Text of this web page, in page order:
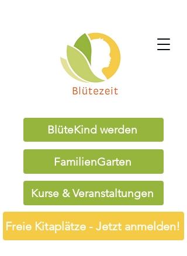
BlüteKind werden
FamilienGarten
Kurse & Veranstaltungen
Freie Kitaplätze - Jetzt anmelden!